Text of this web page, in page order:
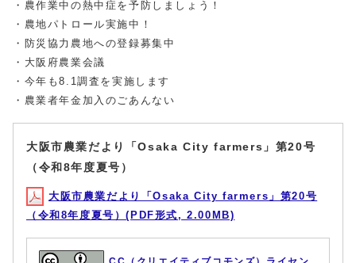
・農作業中の熱中症を予防しましょう！
・農地パトロール実施中！
・防災協力農地への登録募集中
・大阪府農業会議
・今年も8.1調査を実施します
・農業者年金加入のごあんない
大阪市農業だより「Osaka City farmers」第20号
（令和8年度夏号）
大阪市農業だより「Osaka City farmers」第20号
（令和8年度夏号）(PDF形式, 2.00MB)